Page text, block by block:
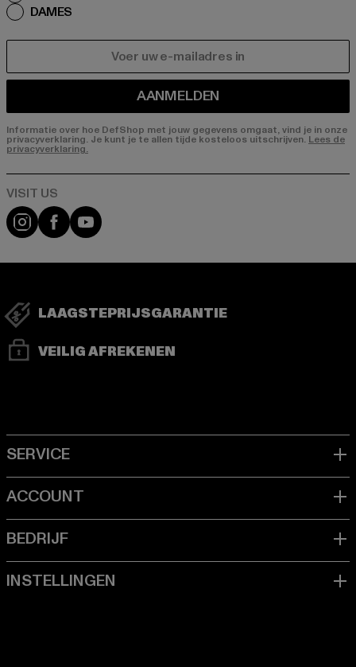
DAMES
AANMELDEN
Informatie over hoe DefShop met jouw gegevens omgaat, vind je in onze
privacyverklaring. Je kunt je te allen tijde kosteloos uitschrijven. Lees de
privacyverklaring.
Visit our Instagram page:
Visit our Facebook page:
Visit our YouTube channel:
LAAGSTEPRIJSGARANTIE
VEILIG AFREKENEN